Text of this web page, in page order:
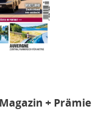
Magazin + Prämie